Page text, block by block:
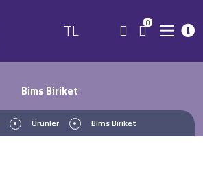
TL 0
Bims Biriket
Ürünler Bims Biriket